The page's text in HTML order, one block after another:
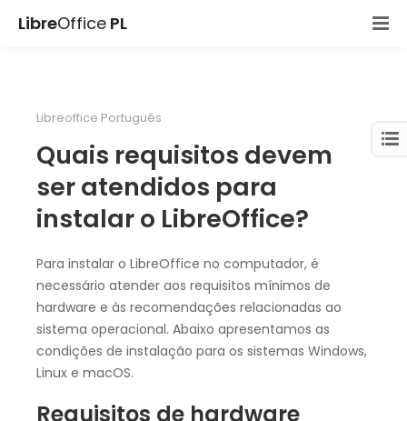
LibreOffice PL
Libreoffice Português
Quais requisitos devem
ser atendidos para
instalar o LibreOffice?
Para instalar o LibreOffice no computador, é
necessário atender aos requisitos mínimos de
hardware e às recomendações relacionadas ao
sistema operacional. Abaixo apresentamos as
condições de instalação para os sistemas Windows,
Linux e macOS.
Requisitos de hardware